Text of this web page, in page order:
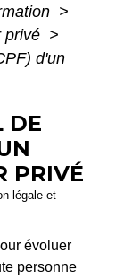
>
privé >
d'un
DE
PRIVÉ
légale et
évoluer
personne